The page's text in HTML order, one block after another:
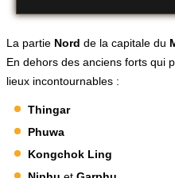
La partie Nord de la capitale du
En dehors des anciens forts qui
lieux incontournables :
Thingar
Phuwa
Kongchok Ling